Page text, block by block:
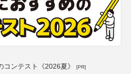
コンテスト《2026夏》 [PR]